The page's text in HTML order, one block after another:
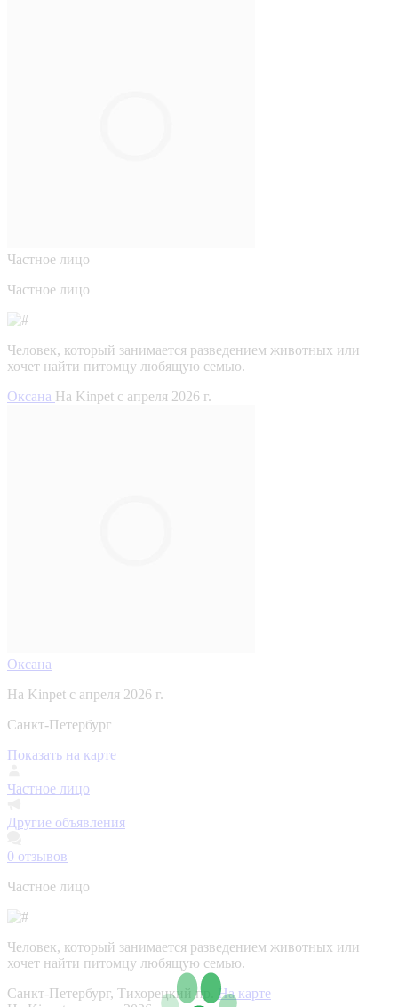
Частное лицо
Частное лицо
Человек, который занимается разведением животных или
хочет найти питомцу любящую семью.
Оксана На Kinpet c апреля 2026 г.
Оксана
На Kinpet c апреля 2026 г.
Санкт-Петербург
Показать на карте
Частное лицо
Другие объявления
0 отзывов
Частное лицо
Человек, который занимается разведением животных или
хочет найти питомцу любящую семью.
Санкт-Петербург, Тихорецкий пр.
На карте